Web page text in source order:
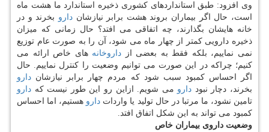
وی افزود: طبق استانداردهای كشوری ذخیره استاندارد ما هشت ماه
است، حال اگر بیماران بروند هشت برابر نیازشاندارو بخرند و در
خانه هایشان بگذارند، چه اتفاقی می افتد؟ حال زمانی كه میزان
ذخیره دارویی كمتر از چهار ماه می شود، آن را به صورت عام توزیع
نمی نماییم، بلكه فقط به بعضی از داروخانه های خاص ارائه می
كنیم؛ چراكه در این صورت می توانیم وضعیت را كنترل نماییم. حال
اگر احساس كمبود سبب شود كه مردم چهار برابر نیازشان دارو
بخرند، دچار نبود دارو می شویم. ازاین رو این طور نیست كه دارو
تامین نشود، ما مرتبا در حال تولید یا واردات دارو هستیم، اما احساس
كمبود می تواند به این شكل اتفاق افتد.
وضعیت داروی بیماران خاص